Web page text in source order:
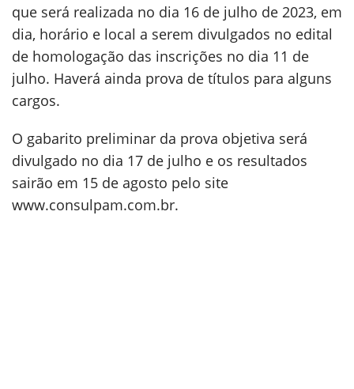
que será realizada no dia 16 de julho de 2023, em
dia, horário e local a serem divulgados no edital
de homologação das inscrições no dia 11 de
julho. Haverá ainda prova de títulos para alguns
cargos.
O gabarito preliminar da prova objetiva será
divulgado no dia 17 de julho e os resultados
sairão em 15 de agosto pelo site
www.consulpam.com.br.